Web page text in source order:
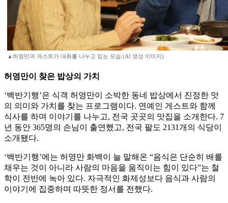
▲허영만과 게스트가 대화를 나누고 있는 모습.(AI 생성 이미지)
허영만이 찾은 밥상의 가치
‘백반기행’은 식객 허영만이 소박한 동네 밥상에서 진정한 맛
의 의미와 가치를 찾는 프로그램이다. 연예인 게스트와 함께
식사를 하며 이야기를 나누고, 전국 곳곳의 맛집을 소개한다. 7
년 동안 365명의 손님이 출연했고, 전국 팔도 2131개의 식당이
소개됐다.
‘백반기행’에는 허영만 화백이 늘 말해온 “음식은 단순히 배를
채우는 것이 아니라 사람의 마음을 움직이는 힘이 있다”는 철
학이 전반에 녹아 있다. 자극적인 화제성보다 음식과 사람의
이야기에 집중하며 따뜻한 정서를 전했다.